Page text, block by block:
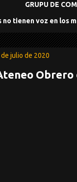
GRUPU DE
tienen voz en los
de julio de 2020
Obrero